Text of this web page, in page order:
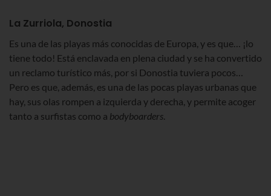
La Zurriola, Donostia
Es una de las playas más conocidas de Europa, y es que… ¡lo
tiene todo! Está enclavada en plena ciudad y se ha convertido
un reclamo turístico más, por si Donostia tuviera pocos…
Pero es que, además, es una de las pocas playas urbanas que
hay, sus olas rompen a izquierda y derecha, y permite acoger
tanto a surfistas como a bodyboarders.